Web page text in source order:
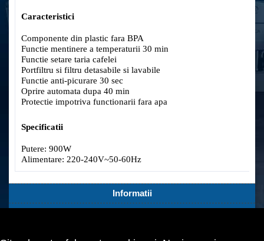
Caracteristici
Componente din plastic fara BPA
Functie mentinere a temperaturii 30 min
Functie setare taria cafelei
Portfiltru si filtru detasabile si lavabile
Functie anti-picurare 30 sec
Oprire automata dupa 40 min
Protectie impotriva functionarii fara apa
Specificatii
Putere: 900W
Alimentare: 220-240V~50-60Hz
Informatii